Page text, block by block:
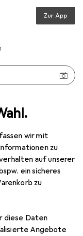
wir mit
zu
auf unserer
ein sicheres
zu
diese Daten
Angebote
Zur App
Roxy Napili II Sandals